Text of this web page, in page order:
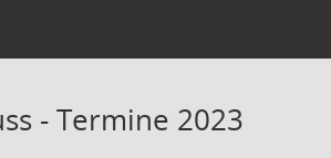
- Termine 2023